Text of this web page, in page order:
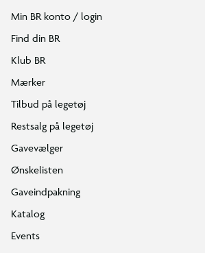
Min BR konto / login
Find din BR
Klub BR
Mærker
Tilbud på legetøj
Restsalg på legetøj
Gavevælger
Ønskelisten
Gaveindpakning
Katalog
Events